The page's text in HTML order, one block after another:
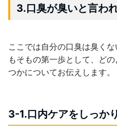
3.口臭が臭いと言わ
ここでは自分の口臭は臭く
もそもの第一歩として、ど
つかについてお伝えします。
3-1.口内ケアをしっか